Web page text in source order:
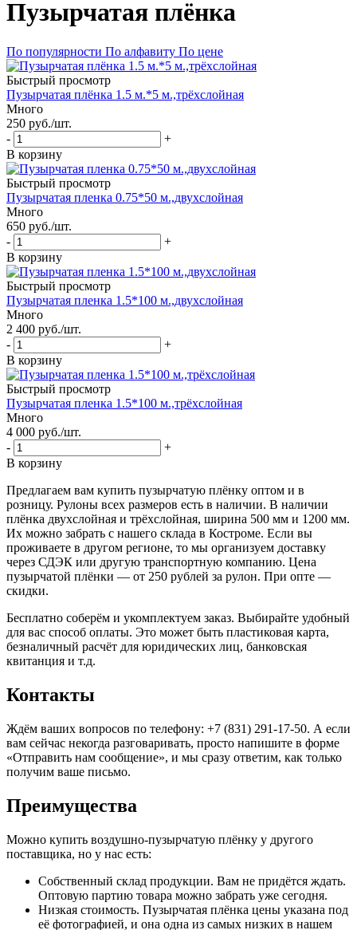
Пузырчатая плёнка
По популярности По алфавиту По цене
Быстрый просмотр
Пузырчатая плёнка 1.5 м.*5 м.,трёхслойная
Много
250 руб./шт.
-
+
В корзину
Быстрый просмотр
Пузырчатая пленка 0.75*50 м.,двухслойная
Много
650 руб./шт.
-
+
В корзину
Быстрый просмотр
Пузырчатая пленка 1.5*100 м.,двухслойная
Много
2 400 руб./шт.
-
+
В корзину
Быстрый просмотр
Пузырчатая пленка 1.5*100 м.,трёхслойная
Много
4 000 руб./шт.
-
+
В корзину
Предлагаем вам купить пузырчатую плёнку оптом и в
розницу. Рулоны всех размеров есть в наличии. В наличии
плёнка двухслойная и трёхслойная, ширина 500 мм и 1200 мм.
Их можно забрать с нашего склада в Костроме. Если вы
проживаете в другом регионе, то мы организуем доставку
через СДЭК или другую транспортную компанию. Цена
пузырчатой плёнки — от 250 рублей за рулон. При опте —
скидки.
Бесплатно соберём и укомплектуем заказ. Выбирайте удобный
для вас способ оплаты. Это может быть пластиковая карта,
безналичный расчёт для юридических лиц, банковская
квитанция и т.д.
Контакты
Ждём ваших вопросов по телефону: +7 (831) 291-17-50. А если
вам сейчас некогда разговаривать, просто напишите в форме
«Отправить нам сообщение», и мы сразу ответим, как только
получим ваше письмо.
Преимущества
Можно купить воздушно-пузырчатую плёнку у другого
поставщика, но у нас есть:
Собственный склад продукции. Вам не придётся ждать.
Оптовую партию товара можно забрать уже сегодня.
Низкая стоимость. Пузырчатая плёнка цены указана под
её фотографией, и она одна из самых низких в нашем